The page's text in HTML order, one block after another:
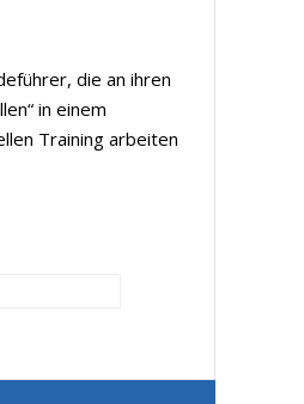
die an ihren
in einem
Training arbeiten